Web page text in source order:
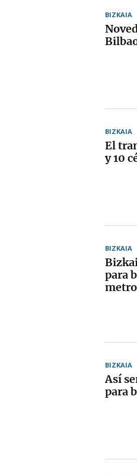
BIZKAIA
BIZKAIA
El
y 10
BIZKAIA
para
metro
BIZKAIA
Así
para